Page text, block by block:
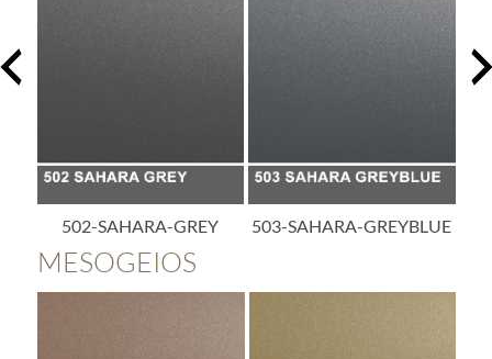
503-SAHARA-GREYBLUE 504-SAHARA-BLUE
MESOGEIOS